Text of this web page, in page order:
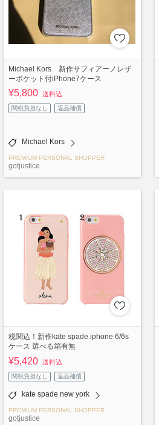
Michael Kors 新作サフィアーノレザ
ーポケット付iPhone7ケース
¥5,800 送料込
関税負担なし 返品補償
Michael Kors
PREMIUM PERSONAL SHOPPER
gotjustice
税関込！新作kate spade iphone 6/6s
ケース 選べる箱有無
¥5,420 送料込
関税負担なし 返品補償
kate spade new york
PREMIUM PERSONAL SHOPPER
gotjustice